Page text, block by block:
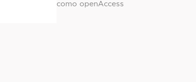
como openAccess